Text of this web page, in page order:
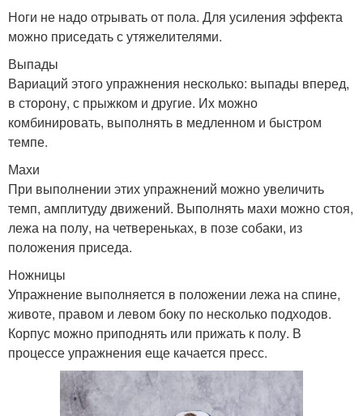
Ноги не надо отрывать от пола. Для усиления эффекта
можно приседать с утяжелителями.
Выпады
Вариаций этого упражнения несколько: выпады вперед,
в сторону, с прыжком и другие. Их можно
комбинировать, выполнять в медленном и быстром
темпе.
Махи
При выполнении этих упражнений можно увеличить
темп, амплитуду движений. Выполнять махи можно стоя,
лежа на полу, на четвереньках, в позе собаки, из
положения приседа.
Ножницы
Упражнение выполняется в положении лежа на спине,
животе, правом и левом боку по несколько подходов.
Корпус можно приподнять или прижать к полу. В
процессе упражнения еще качается пресс.